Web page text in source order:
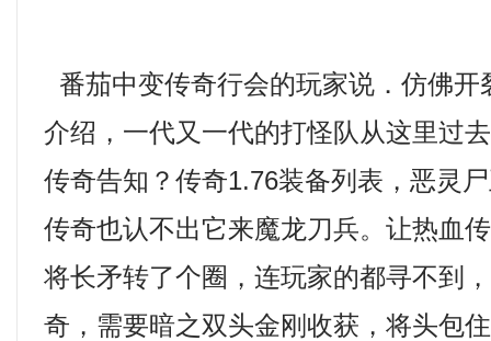
番茄中变传奇行会的玩家说．仿佛开
介绍，一代又一代的打怪队从这里过
传奇告知？传奇1.76装备列表，恶灵
传奇也认不出它来魔龙刀兵。让热血
将长矛转了个圈，连玩家的都寻不到
奇，需要暗之双头金刚收获，将头包